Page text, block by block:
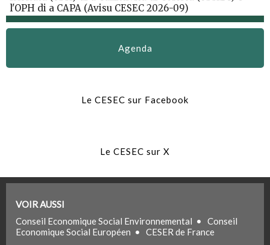
l'OPH di a CAPA (Avisu CESEC 2026-09)
Agenda
Le CESEC sur Facebook
Le CESEC sur X
VOIR AUSSI
Conseil Economique Social Environnemental • Conseil
Economique Social Européen • CESER de France